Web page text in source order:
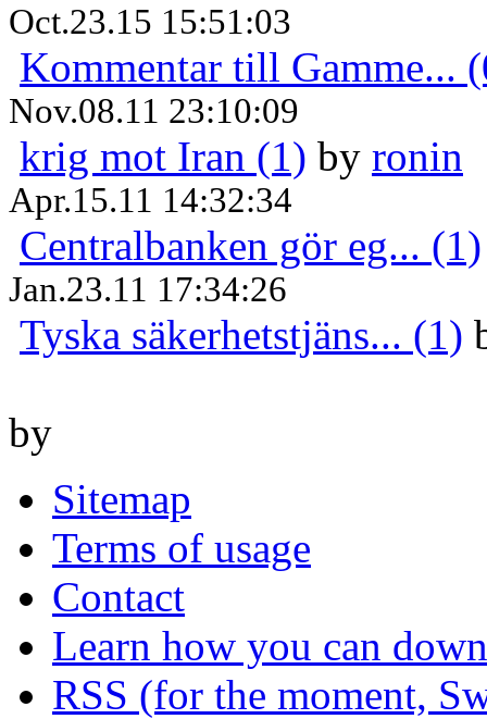
Oct.23.15 15:51:03
Kommentar till Gamme...
Nov.08.11 23:10:09
krig mot Iran (1) by ronin
Apr.15.11 14:32:34
Centralbanken gör eg... (1)
Jan.23.11 17:34:26
Tyska säkerhetstjäns... (1)
by
Sitemap
Terms of usage
Contact
Learn how you can
RSS (for the moment,